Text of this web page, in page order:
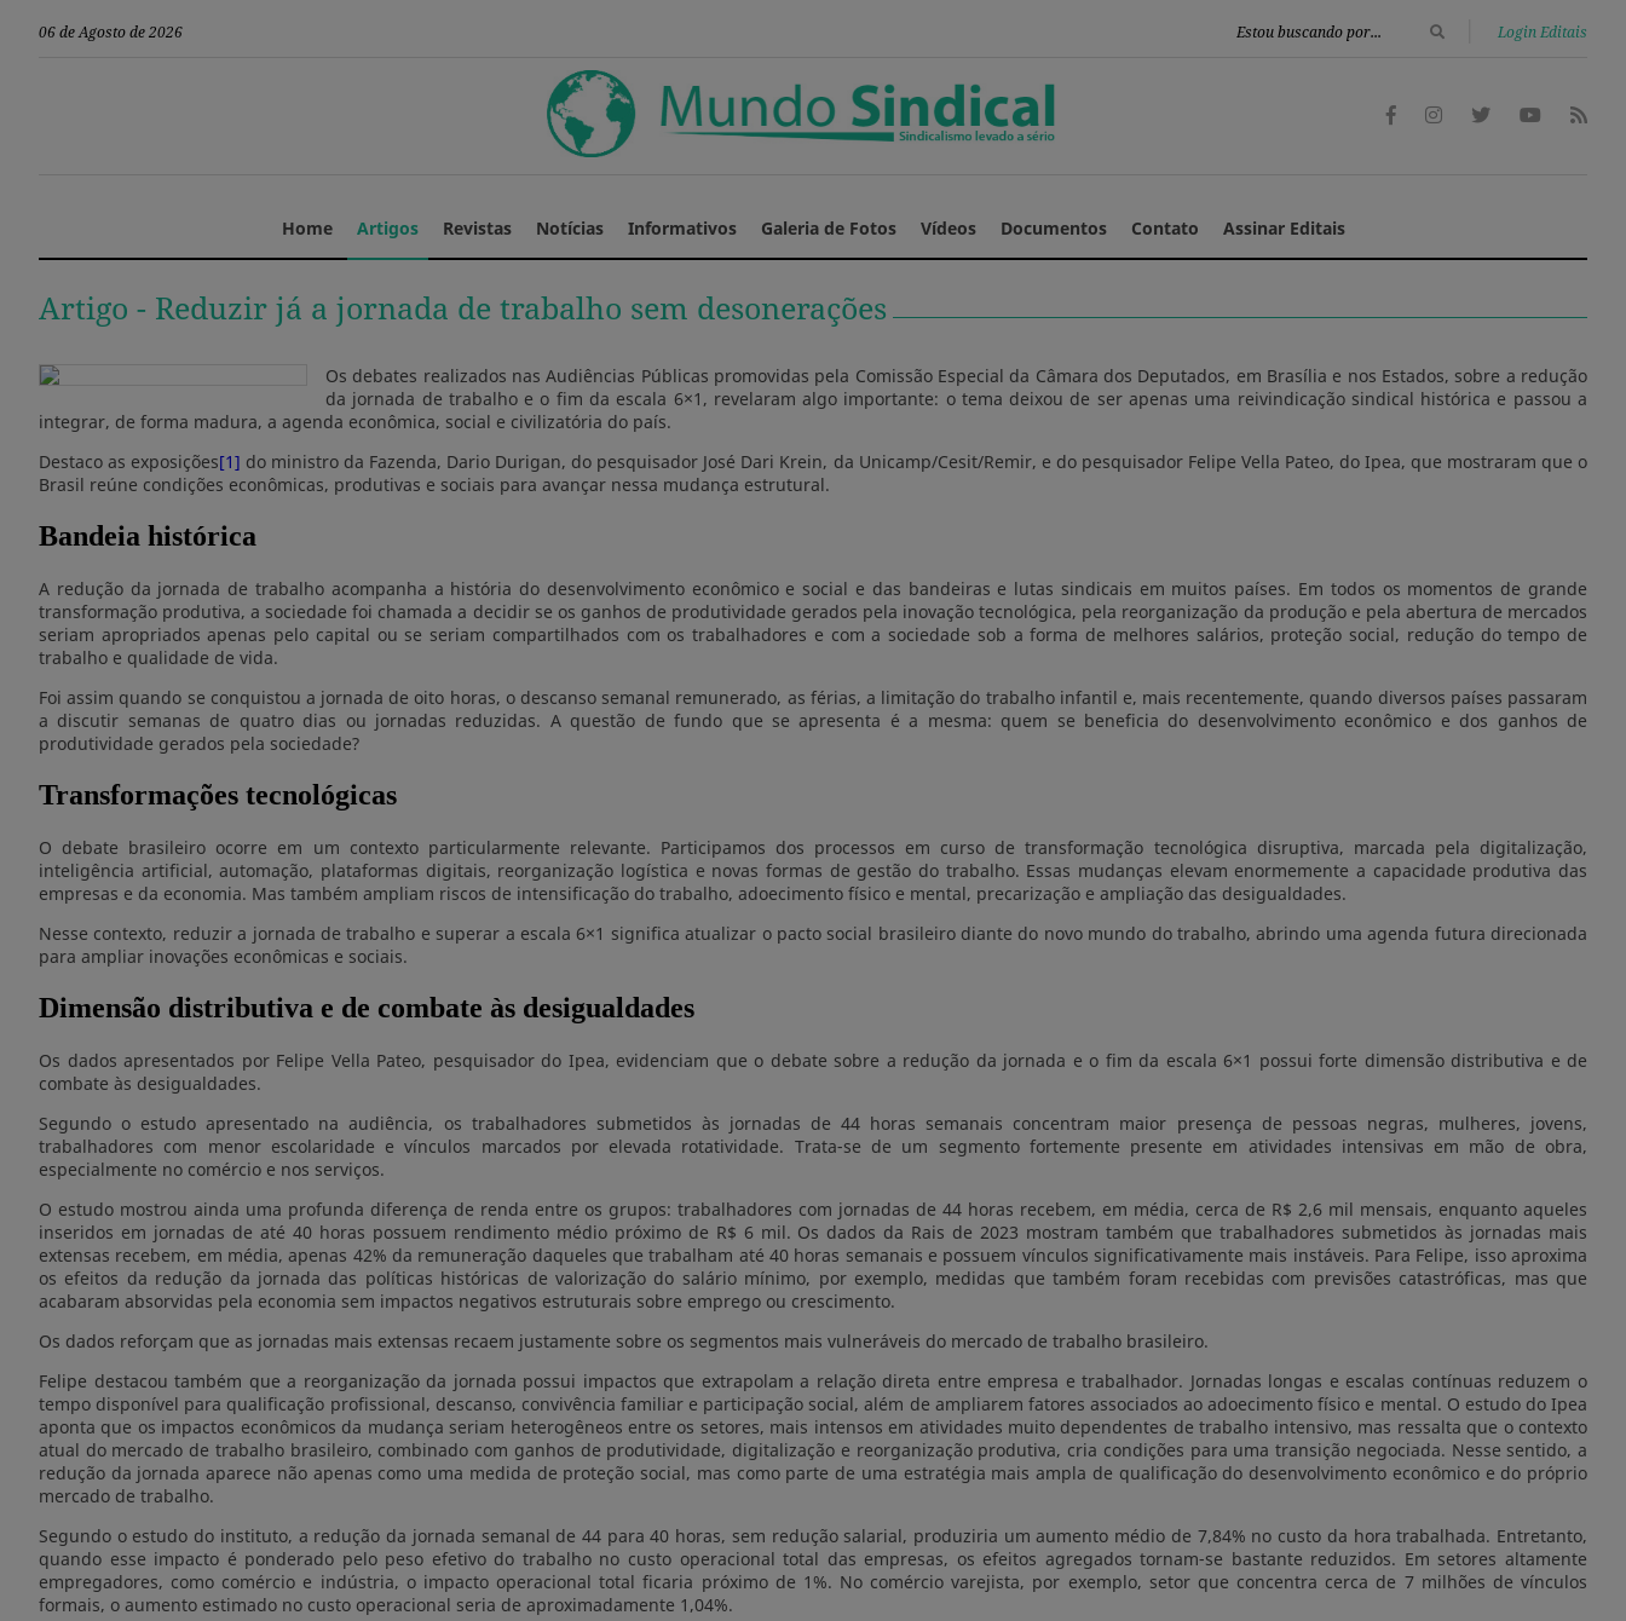
06 de Agosto de 2026 Login Editais
Home Artigos Revistas Notícias Informativos Galeria de Fotos Vídeos Documentos Contato Assinar Editais
Artigo - Reduzir já a jornada de trabalho sem desonerações
Os debates realizados nas Audiências Públicas promovidas pela Comissão Especial da Câmara dos Deputados, em Brasília e nos Estados, sobre a redução
da jornada de trabalho e o fim da escala 6×1, revelaram algo importante: o tema deixou de ser apenas uma reivindicação sindical histórica e passou a
integrar, de forma madura, a agenda econômica, social e civilizatória do país.
Destaco as exposições[1] do ministro da Fazenda, Dario Durigan, do pesquisador José Dari Krein, da Unicamp/Cesit/Remir, e do pesquisador Felipe Vella Pateo, do Ipea, que mostraram que o
Brasil reúne condições econômicas, produtivas e sociais para avançar nessa mudança estrutural.
Bandeia histórica
A redução da jornada de trabalho acompanha a história do desenvolvimento econômico e social e das bandeiras e lutas sindicais em muitos países. Em todos os momentos de grande
transformação produtiva, a sociedade foi chamada a decidir se os ganhos de produtividade gerados pela inovação tecnológica, pela reorganização da produção e pela abertura de mercados
seriam apropriados apenas pelo capital ou se seriam compartilhados com os trabalhadores e com a sociedade sob a forma de melhores salários, proteção social, redução do tempo de
trabalho e qualidade de vida.
Foi assim quando se conquistou a jornada de oito horas, o descanso semanal remunerado, as férias, a limitação do trabalho infantil e, mais recentemente, quando diversos países passaram
a discutir semanas de quatro dias ou jornadas reduzidas. A questão de fundo que se apresenta é a mesma: quem se beneficia do desenvolvimento econômico e dos ganhos de
produtividade gerados pela sociedade?
Transformações tecnológicas
O debate brasileiro ocorre em um contexto particularmente relevante. Participamos dos processos em curso de transformação tecnológica disruptiva, marcada pela digitalização,
inteligência artificial, automação, plataformas digitais, reorganização logística e novas formas de gestão do trabalho. Essas mudanças elevam enormemente a capacidade produtiva das
empresas e da economia. Mas também ampliam riscos de intensificação do trabalho, adoecimento físico e mental, precarização e ampliação das desigualdades.
Nesse contexto, reduzir a jornada de trabalho e superar a escala 6×1 significa atualizar o pacto social brasileiro diante do novo mundo do trabalho, abrindo uma agenda futura direcionada
para ampliar inovações econômicas e sociais.
Dimensão distributiva e de combate às desigualdades
Os dados apresentados por Felipe Vella Pateo, pesquisador do Ipea, evidenciam que o debate sobre a redução da jornada e o fim da escala 6×1 possui forte dimensão distributiva e de
combate às desigualdades.
Segundo o estudo apresentado na audiência, os trabalhadores submetidos às jornadas de 44 horas semanais concentram maior presença de pessoas negras, mulheres, jovens,
trabalhadores com menor escolaridade e vínculos marcados por elevada rotatividade. Trata-se de um segmento fortemente presente em atividades intensivas em mão de obra,
especialmente no comércio e nos serviços.
O estudo mostrou ainda uma profunda diferença de renda entre os grupos: trabalhadores com jornadas de 44 horas recebem, em média, cerca de R$ 2,6 mil mensais, enquanto aqueles
inseridos em jornadas de até 40 horas possuem rendimento médio próximo de R$ 6 mil. Os dados da Rais de 2023 mostram também que trabalhadores submetidos às jornadas mais
extensas recebem, em média, apenas 42% da remuneração daqueles que trabalham até 40 horas semanais e possuem vínculos significativamente mais instáveis. Para Felipe, isso aproxima
os efeitos da redução da jornada das políticas históricas de valorização do salário mínimo, por exemplo, medidas que também foram recebidas com previsões catastróficas, mas que
acabaram absorvidas pela economia sem impactos negativos estruturais sobre emprego ou crescimento.
Os dados reforçam que as jornadas mais extensas recaem justamente sobre os segmentos mais vulneráveis do mercado de trabalho brasileiro.
Felipe destacou também que a reorganização da jornada possui impactos que extrapolam a relação direta entre empresa e trabalhador. Jornadas longas e escalas contínuas reduzem o
tempo disponível para qualificação profissional, descanso, convivência familiar e participação social, além de ampliarem fatores associados ao adoecimento físico e mental. O estudo do Ipea
aponta que os impactos econômicos da mudança seriam heterogêneos entre os setores, mais intensos em atividades muito dependentes de trabalho intensivo, mas ressalta que o contexto
atual do mercado de trabalho brasileiro, combinado com ganhos de produtividade, digitalização e reorganização produtiva, cria condições para uma transição negociada. Nesse sentido, a
redução da jornada aparece não apenas como uma medida de proteção social, mas como parte de uma estratégia mais ampla de qualificação do desenvolvimento econômico e do próprio
mercado de trabalho.
Segundo o estudo do instituto, a redução da jornada semanal de 44 para 40 horas, sem redução salarial, produziria um aumento médio de 7,84% no custo da hora trabalhada. Entretanto,
quando esse impacto é ponderado pelo peso efetivo do trabalho no custo operacional total das empresas, os efeitos agregados tornam-se bastante reduzidos. Em setores altamente
empregadores, como comércio e indústria, o impacto operacional total ficaria próximo de 1%. No comércio varejista, por exemplo, setor que concentra cerca de 7 milhões de vínculos
formais, o aumento estimado no custo operacional seria de aproximadamente 1,04%.